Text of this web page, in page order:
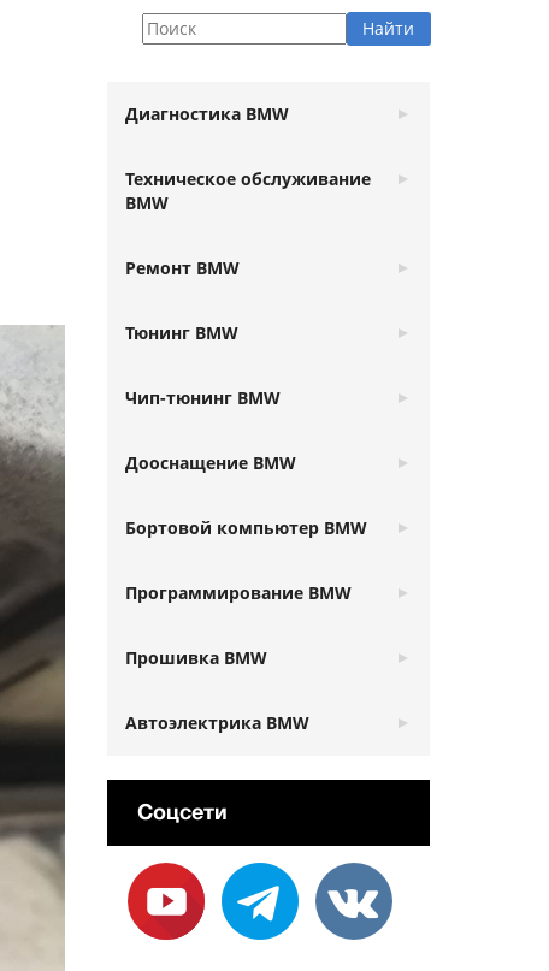
Диагностика BMW
Техническое обслуживание
BMW
Ремонт BMW
Тюнинг BMW
Чип-тюнинг BMW
Дооснащение BMW
Бортовой компьютер BMW
Программирование BMW
Прошивка BMW
Автоэлектрика BMW
Соцсети